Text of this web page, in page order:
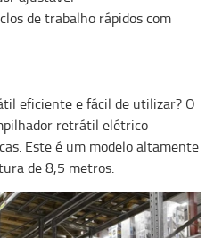
de trabalho rápidos com
eficiente e fácil de utilizar? O
retrátil elétrico
Este é um modelo altamente
de 8,5 metros.